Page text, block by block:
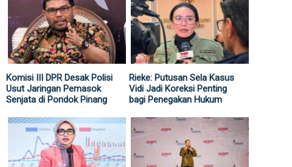
Komisi III DPR Desak Polisi
Usut Jaringan Pemasok
Senjata di Pondok Pinang
Rieke: Putusan Sela Kasus
Vidi Jadi Koreksi Penting
bagi Penegakan Hukum